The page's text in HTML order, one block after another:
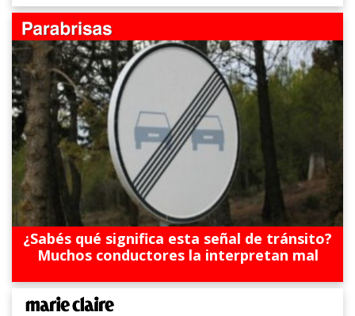
¿Sabés qué significa esta señal de tránsito?
Muchos conductores la interpretan mal